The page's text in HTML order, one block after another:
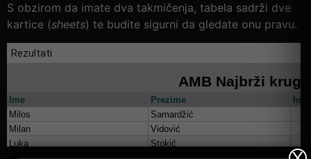
S obzirom da imate dva takmičenja, tabela sadrži dve
kartice (sheets) te budite sigurni da gledate onu pravu.